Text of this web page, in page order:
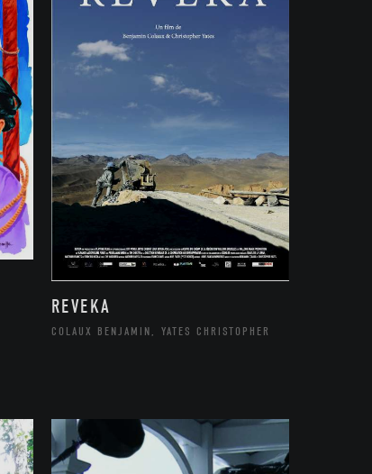
REVEKA
COLAUX BENJAMIN, YATES CHRISTOPHER